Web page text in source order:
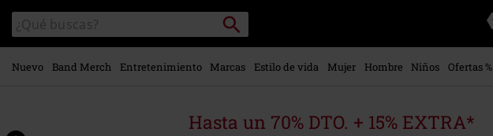
contenido
principal
Buscar
en
el
catálogo
Buscar
Nuevo Band Merch Entretenimiento Marcas Estilo de vida Mujer Hombre Niños Ofertas %
Hasta un 70% DTO. + 15% EXTRA*